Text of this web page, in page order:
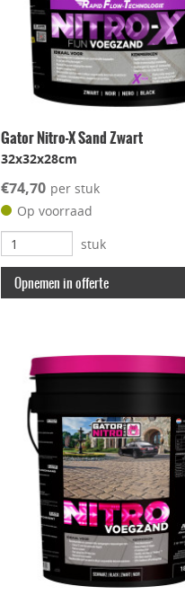
Gator Nitro-X Sand Zwart
32x32x28cm
€74,70 per stuk
Op voorraad
stuk
Opnemen in offerte